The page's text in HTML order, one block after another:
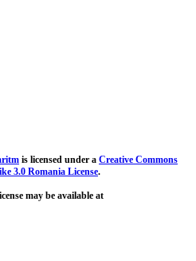
is licensed under a Creative Commons
3.0 Romania License.
may be available at